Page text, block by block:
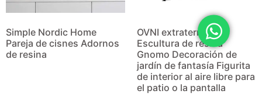
Simple Nordic Home
Pareja de cisnes Adornos
de resina
OVNI extraterrestre
Escultura de resina
Gnomo Decoración de
jardín de fantasía Figurita
de interior al aire libre para
el patio o la pantalla